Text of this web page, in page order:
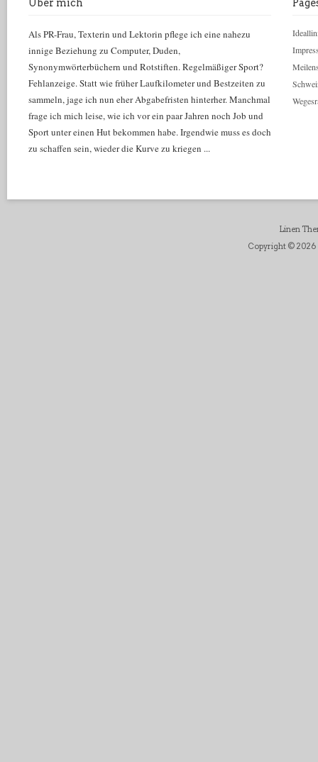
Über mich
Als PR-Frau, Texterin und Lektorin pflege ich eine nahezu
innige Beziehung zu Computer, Duden,
Synonymwörterbüchern und Rotstiften. Regelmäßiger Sport?
Fehlanzeige. Statt wie früher Laufkilometer und Bestzeiten zu
sammeln, jage ich nun eher Abgabefristen hinterher. Manchmal
frage ich mich leise, wie ich vor ein paar Jahren noch Job und
Sport unter einen Hut bekommen habe. Irgendwie muss es doch
zu schaffen sein, wieder die Kurve zu kriegen ...
Linen
Copyright © 2026